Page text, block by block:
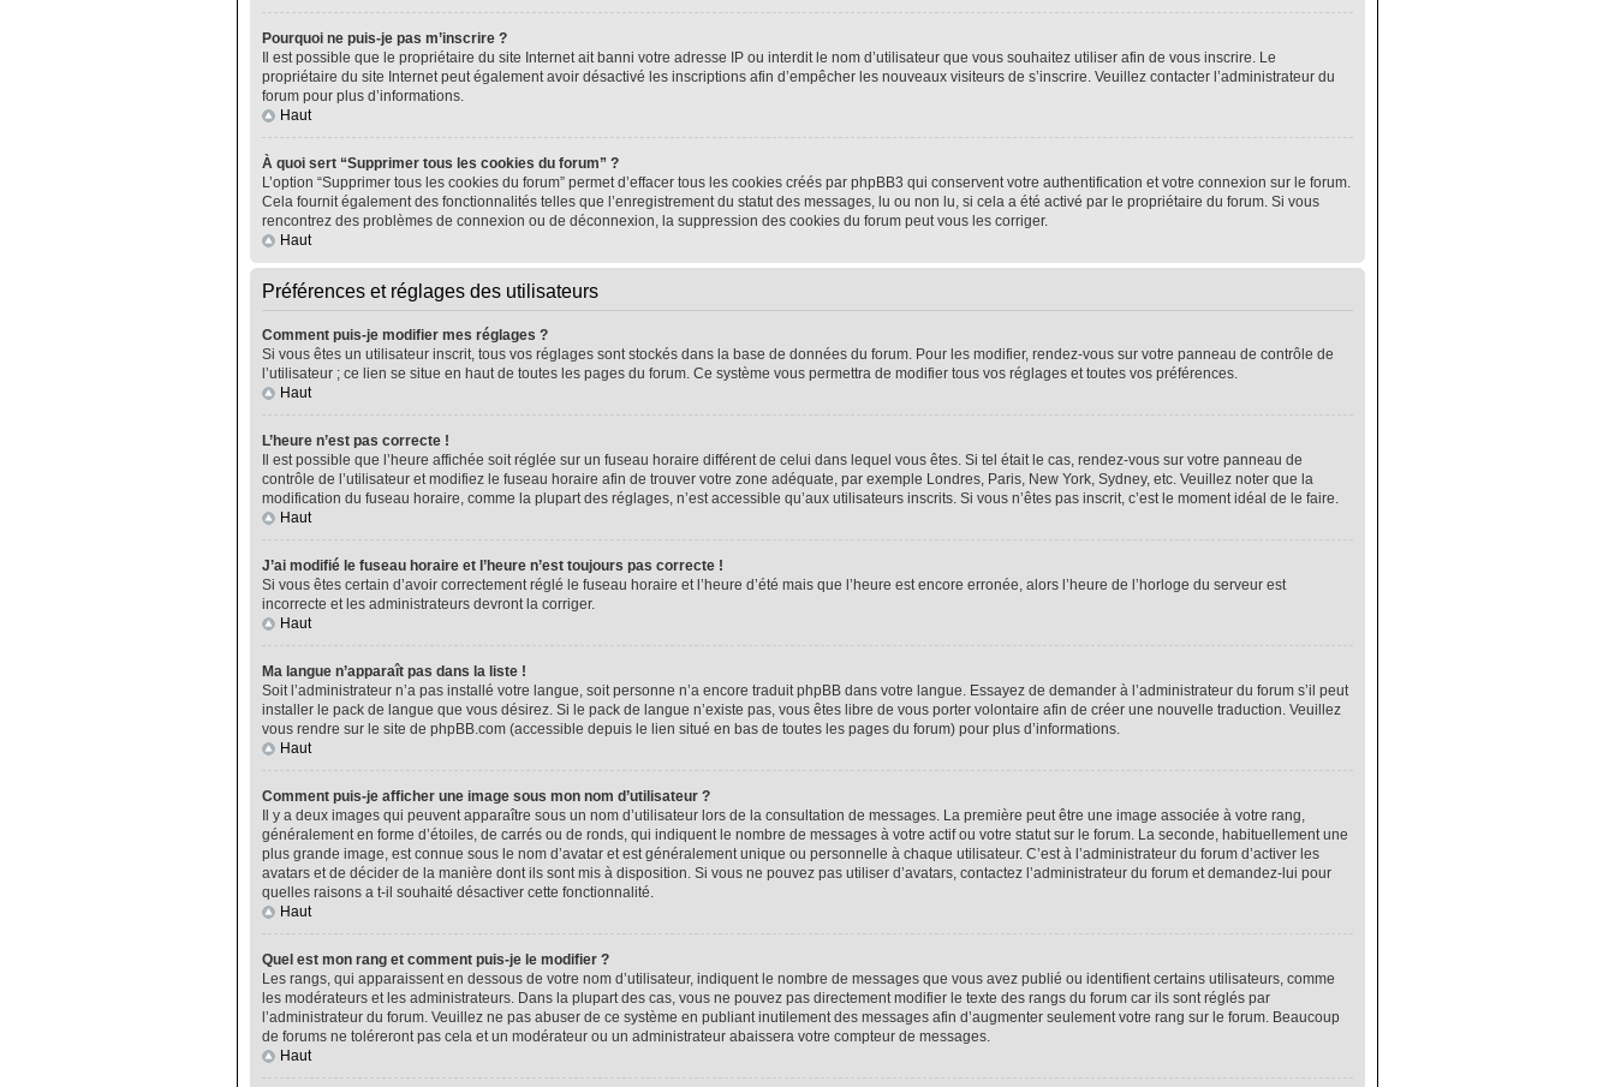
Pourquoi ne puis-je pas m’inscrire ?
Il est possible que le propriétaire du site Internet ait banni votre adresse IP ou interdit le nom d’utilisateur que vous souhaitez utiliser afin de vous inscrire. Le
propriétaire du site Internet peut également avoir désactivé les inscriptions afin d’empêcher les nouveaux visiteurs de s’inscrire. Veuillez contacter l’administrateur du
forum pour plus d’informations.
Haut
À quoi sert “Supprimer tous les cookies du forum” ?
L’option “Supprimer tous les cookies du forum” permet d’effacer tous les cookies créés par phpBB3 qui conservent votre authentification et votre connexion sur le forum.
Cela fournit également des fonctionnalités telles que l’enregistrement du statut des messages, lu ou non lu, si cela a été activé par le propriétaire du forum. Si vous
rencontrez des problèmes de connexion ou de déconnexion, la suppression des cookies du forum peut vous les corriger.
Haut
Préférences et réglages des utilisateurs
Comment puis-je modifier mes réglages ?
Si vous êtes un utilisateur inscrit, tous vos réglages sont stockés dans la base de données du forum. Pour les modifier, rendez-vous sur votre panneau de contrôle de
l’utilisateur ; ce lien se situe en haut de toutes les pages du forum. Ce système vous permettra de modifier tous vos réglages et toutes vos préférences.
Haut
L’heure n’est pas correcte !
Il est possible que l’heure affichée soit réglée sur un fuseau horaire différent de celui dans lequel vous êtes. Si tel était le cas, rendez-vous sur votre panneau de
contrôle de l’utilisateur et modifiez le fuseau horaire afin de trouver votre zone adéquate, par exemple Londres, Paris, New York, Sydney, etc. Veuillez noter que la
modification du fuseau horaire, comme la plupart des réglages, n’est accessible qu’aux utilisateurs inscrits. Si vous n’êtes pas inscrit, c’est le moment idéal de le faire.
Haut
J’ai modifié le fuseau horaire et l’heure n’est toujours pas correcte !
Si vous êtes certain d’avoir correctement réglé le fuseau horaire et l’heure d’été mais que l’heure est encore erronée, alors l’heure de l’horloge du serveur est
incorrecte et les administrateurs devront la corriger.
Haut
Ma langue n’apparaît pas dans la liste !
Soit l’administrateur n’a pas installé votre langue, soit personne n’a encore traduit phpBB dans votre langue. Essayez de demander à l’administrateur du forum s’il peut
installer le pack de langue que vous désirez. Si le pack de langue n’existe pas, vous êtes libre de vous porter volontaire afin de créer une nouvelle traduction. Veuillez
vous rendre sur le site de phpBB.com (accessible depuis le lien situé en bas de toutes les pages du forum) pour plus d’informations.
Haut
Comment puis-je afficher une image sous mon nom d’utilisateur ?
Il y a deux images qui peuvent apparaître sous un nom d’utilisateur lors de la consultation de messages. La première peut être une image associée à votre rang,
généralement en forme d’étoiles, de carrés ou de ronds, qui indiquent le nombre de messages à votre actif ou votre statut sur le forum. La seconde, habituellement une
plus grande image, est connue sous le nom d’avatar et est généralement unique ou personnelle à chaque utilisateur. C’est à l’administrateur du forum d’activer les
avatars et de décider de la manière dont ils sont mis à disposition. Si vous ne pouvez pas utiliser d’avatars, contactez l’administrateur du forum et demandez-lui pour
quelles raisons a t-il souhaité désactiver cette fonctionnalité.
Haut
Quel est mon rang et comment puis-je le modifier ?
Les rangs, qui apparaissent en dessous de votre nom d’utilisateur, indiquent le nombre de messages que vous avez publié ou identifient certains utilisateurs, comme
les modérateurs et les administrateurs. Dans la plupart des cas, vous ne pouvez pas directement modifier le texte des rangs du forum car ils sont réglés par
l’administrateur du forum. Veuillez ne pas abuser de ce système en publiant inutilement des messages afin d’augmenter seulement votre rang sur le forum. Beaucoup
de forums ne toléreront pas cela et un modérateur ou un administrateur abaissera votre compteur de messages.
Haut